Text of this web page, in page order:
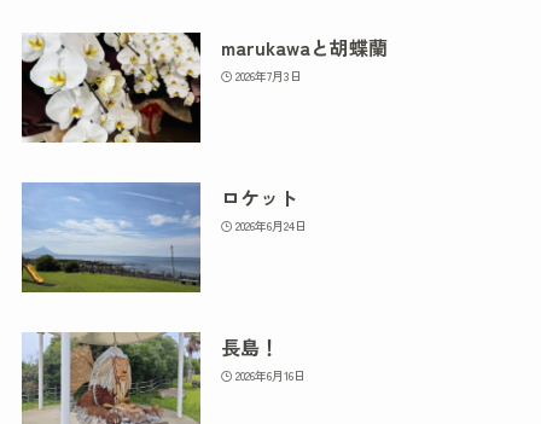
marukawaと胡蝶蘭
2026年7月3日
ロケット
2026年6月24日
長島！
2026年6月16日